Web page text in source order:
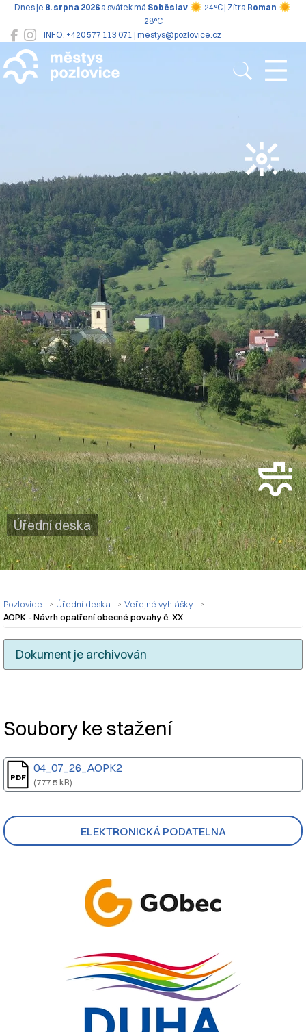
INFO: +420 577 113 071 | mestys@pozlovice.cz
Dnes je 8. srpna 2026 a svátek má Soběslav 24°C | Zítra Roman
28°C
Pozlovice
Úřední deska
ELEKTRONICKÁ PODATELNA
Pozlovice Úřední deska
Veřejné vyhlášky
AOPK - Návrh opatření obecné povahy č. XX
Dokument je archivován
Nadpis článku
Soubory ke stažení
04_07_26_AOPK2
(777.5 kB)